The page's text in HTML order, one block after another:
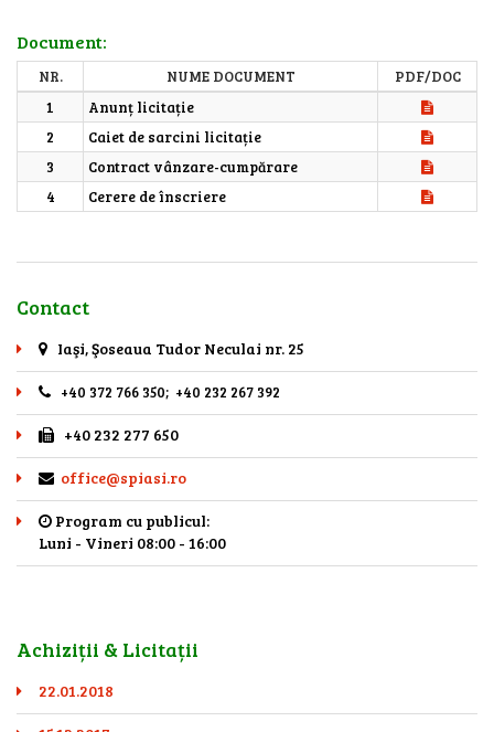
Document:
NR. NUME DOCUMENT
PDF/DOC
1
Anunț licitație
2
Caiet de sarcini licitație
3
Contract vânzare-cumpărare
4
Cerere de înscriere
Contact
Iaşi, Şoseaua Tudor Neculai nr. 25
+40 372 766 350; +40 232 267 392
+40 232 277 650
office@spiasi.ro
Program cu publicul:
Luni - Vineri 08:00 - 16:00
Achiziții & Licitații
22.01.2018